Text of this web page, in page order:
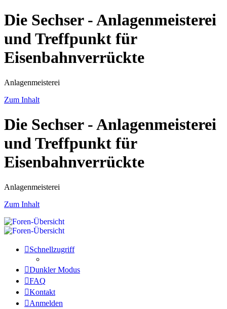
Die Sechser - Anlagenmeisterei
und Treffpunkt für
Eisenbahnverrückte
Anlagenmeisterei
Zum Inhalt
Die Sechser - Anlagenmeisterei
und Treffpunkt für
Eisenbahnverrückte
Anlagenmeisterei
Zum Inhalt
Schnellzugriff
Dunkler Modus
FAQ
Kontakt
Anmelden